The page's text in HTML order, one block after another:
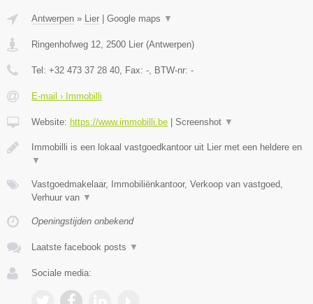
Antwerpen » Lier | Google maps ▼
Ringenhofweg 12 2500 Lier (Antwerpen)
Tel: +32 473 37 28 40 , Fax: - , BTW-nr: -
E-mail › Immobilli
Website: https://www.immobilli.be | Screenshot ▼
Immobilli is een lokaal vastgoedkantoor uit Lier met een heldere en
▼
Vastgoedmakelaar, Immobiliënkantoor, Verkoop van vastgoed,
Verhuur van ▼
Openingstijden onbekend
Laatste facebook posts ▼
Sociale media: